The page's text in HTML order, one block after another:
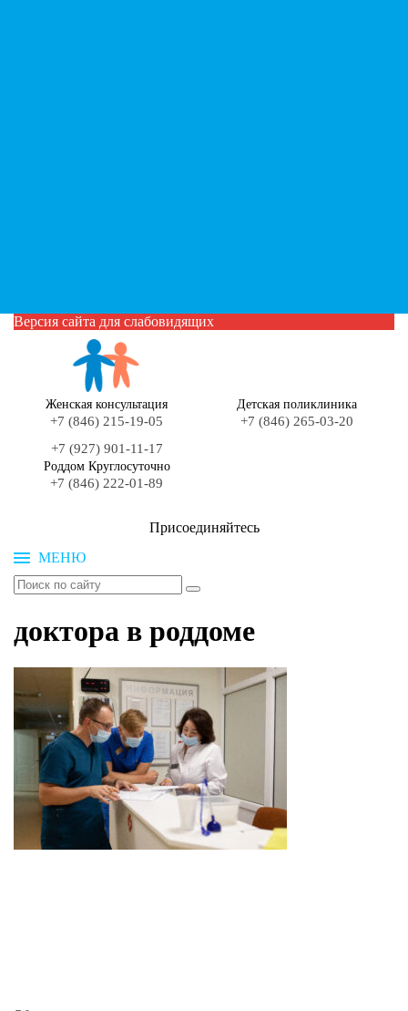
Версия сайта для слабовидящих
Женская консультация
+7 (846) 215-19-05
+7 (927) 901-11-17
Детская поликлиника
+7 (846) 265-03-20
Роддом Круглосуточно
+7 (846) 222-01-89
Присоединяйтесь
МЕНЮ
доктора в роддоме